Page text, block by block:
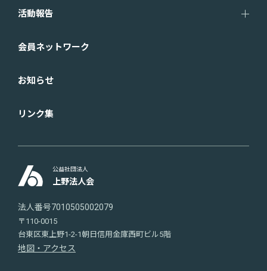
公益社団法人
上野法人会
法人番号7010505002079
〒110-0015
台東区東上野1-2-1朝日信用金庫西町ビル5階
地図・アクセス
活動報告
会員ネットワーク
お知らせ
リンク集